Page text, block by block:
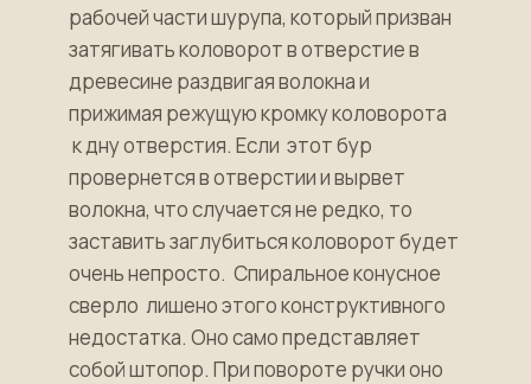
рабочей части шурупа, который призван
затягивать коловорот в отверстие в
древесине раздвигая волокна и
прижимая режущую кромку коловорота
к дну отверстия. Если этот бур
провернется в отверстии и вырвет
волокна, что случается не редко, то
заставить заглубиться коловорот будет
очень непросто. Спиральное конусное
сверло лишено этого конструктивного
недостатка. Оно само представляет
собой штопор. При повороте ручки оно